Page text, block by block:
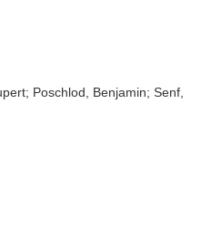
Poschlod, Benjamin; Senf,